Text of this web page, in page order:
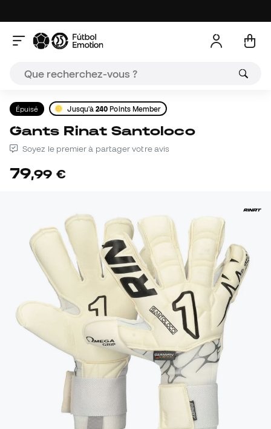
Épuisé Jusqu'à240 Points Member
Gants Rinat Santoloco
Soyez le premier à partager votre avis
79,99 €